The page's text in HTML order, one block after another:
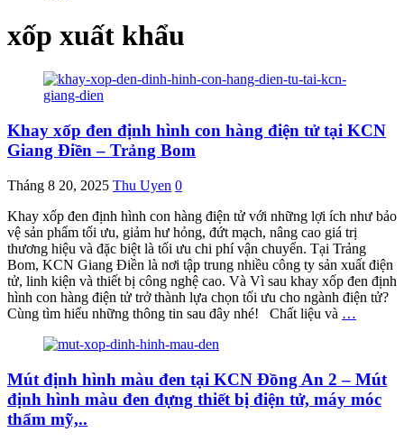
xốp xuất khẩu
Khay xốp đen định hình con hàng điện tử tại KCN
Giang Điền – Trảng Bom
Tháng 8 20, 2025 Thu Uyen 0
Khay xốp đen định hình con hàng điện tử với những lợi ích như bảo
vệ sản phẩm tối ưu, giảm hư hỏng, đứt mạch, nâng cao giá trị
thương hiệu và đặc biệt là tối ưu chi phí vận chuyển. Tại Trảng
Bom, KCN Giang Điền là nơi tập trung nhiều công ty sản xuất điện
tử, linh kiện và thiết bị công nghệ cao. Và Vì sau khay xốp đen định
hình con hàng điện tử trở thành lựa chọn tối ưu cho ngành điện tử?
Cùng tìm hiểu những thông tin sau đây nhé! Chất liệu và …
Mút định hình màu đen tại KCN Đồng An 2 – Mút
định hình màu đen đựng thiết bị điện tử, máy móc
thẩm mỹ,..